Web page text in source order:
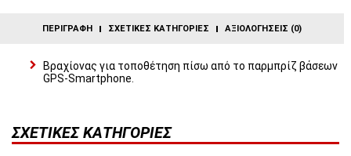
ΠΕΡΙΓΡΑΦΉ ΣΧΕΤΙΚΈΣ ΚΑΤΗΓΟΡΊΕΣ ΑΞΙΟΛΟΓΉΣΕΙΣ (0)
Βραχίονας για τοποθέτηση πίσω από το παρμπρίζ βάσεων
GPS-Smartphone.
ΣΧΕΤΙΚΈΣ ΚΑΤΗΓΟΡΊΕΣ